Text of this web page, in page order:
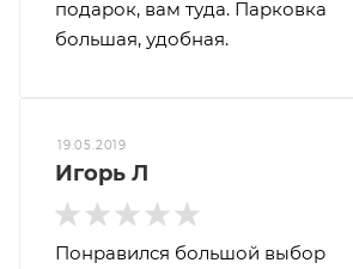
подарок, вам туда. Парковка
большая, удобная.
19.05.2019
Игорь Л
Понравился большой выбор